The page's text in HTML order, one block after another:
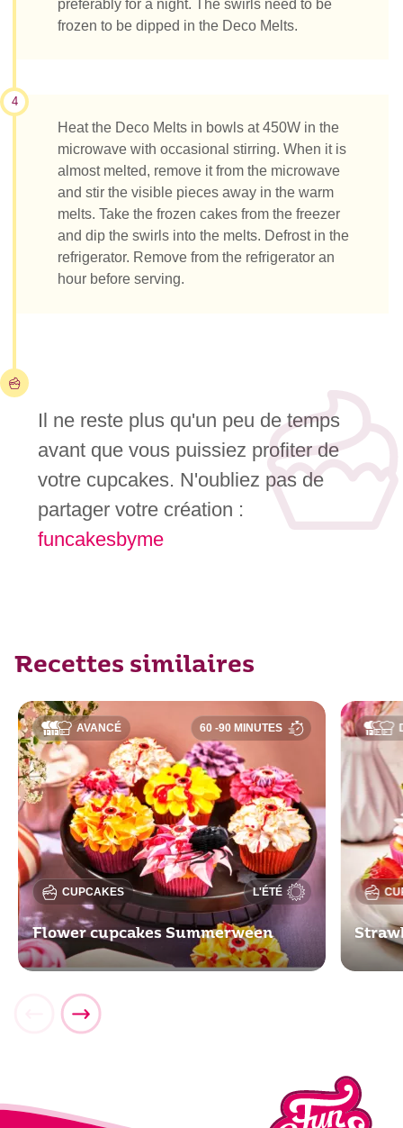
preferably for a night. The swirls need to be
frozen to be dipped in the Deco Melts.
4
Heat the Deco Melts in bowls at 450W in the
microwave with occasional stirring. When it is
almost melted, remove it from the microwave
and stir the visible pieces away in the warm
melts. Take the frozen cakes from the freezer
and dip the swirls into the melts. Defrost in the
refrigerator. Remove from the refrigerator an
hour before serving.
Il ne reste plus qu'un peu de temps
avant que vous puissiez profiter de
votre cupcakes. N'oubliez pas de
partager votre création :
funcakesbyme
Recettes similaires
AVANCÉ
CUPCAKES
60 -90 MINUTES
L'ÉTÉ
Flower cupcakes Summerween